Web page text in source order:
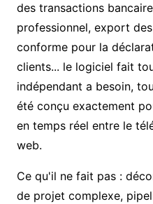
des transactions
professionnel, export
conforme pour la
clients... le logiciel fait
indépendant a besoin,
été conçu exactement
en temps réel entre le
web.
Ce qu'il ne fait pas :
de projet complexe,